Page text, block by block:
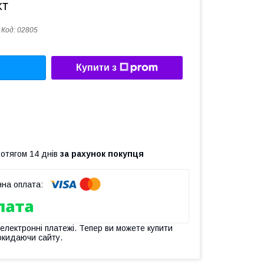
Код: 02805
Купити з
14 днів за рахунок покупця
платежі. Тепер ви можете купити
сайту.